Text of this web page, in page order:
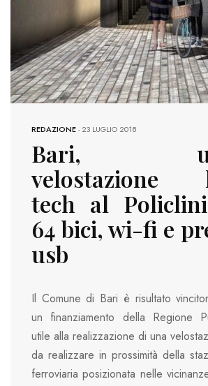
REDAZIONE-23 LUGLIO 2018
Bari,
velostazione
tech al
64 bici, wi-fi e
usb
Il Comune di Bari è risultato
un finanziamento della Regione
utile alla realizzazione di una
da realizzare in prossimità della
ferroviaria posizionata nelle